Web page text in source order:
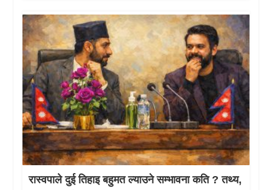
रास्वपाले दुई तिहाइ बहुमत ल्याउने सम्भावना कति ? तथ्य,